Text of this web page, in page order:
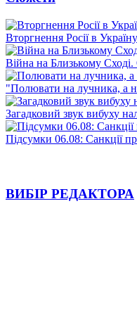
Вторгнення Росії в
Війна на Близькому
"Полювати на лучника, а
Загадковий звук вибуху
Підсумки 06.08: Санкції
ВИБІР РЕДАКТОРА